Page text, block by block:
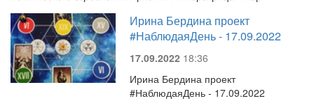
Ирина Бердина проект
#НаблюдаяДень - 17.09.2022
17.09.2022 18:36
Ирина Бердина проект
#НаблюдаяДень - 17.09.2022